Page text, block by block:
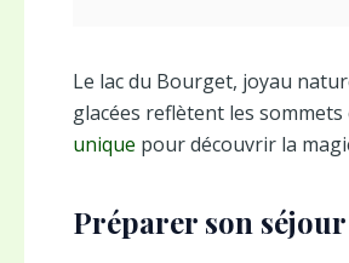
Le lac du Bourget, joyau
glacées reflètent les
unique pour découvrir la
Préparer son